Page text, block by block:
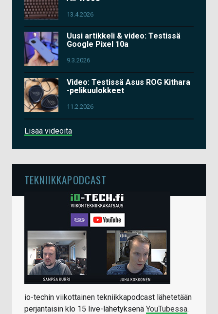
13.4.2026
Uusi artikkeli & video: Testissä
Google Pixel 10a
9.3.2026
Video: Testissä Asus ROG Kithara
-pelikuulokkeet
11.2.2026
Lisää videoita
TEKNIIKKAPODCAST
io-techin viikottainen tekniikkapodcast lähetetään
perjantaisin klo 15 live-lähetyksenä YouTubessa.